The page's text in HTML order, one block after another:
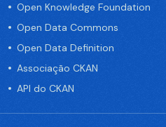
Open Knowledge Foundation
Open Data Commons
Open Data Definition
Associação CKAN
API do CKAN